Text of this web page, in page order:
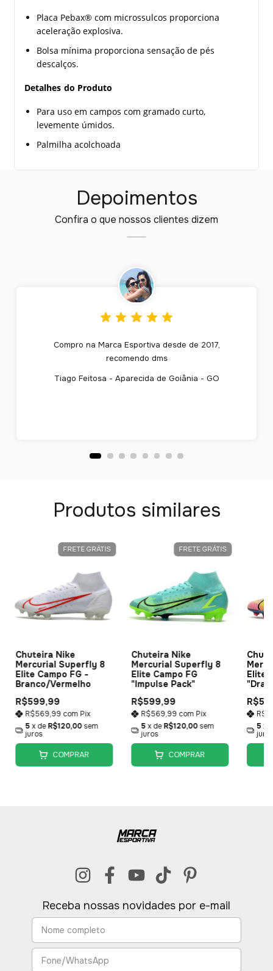
Placa Pebax® com microssulcos proporciona
aceleração explosiva.
Bolsa mínima proporciona sensação de pés
descalços.
Detalhes do Produto
Para uso em campos com gramado curto,
levemente úmidos.
Palmilha acolchoada
Depoimentos
Confira o que nossos clientes dizem
Compro na Marca Esportiva desde de 2017,
recomendo dms
Tiago Feitosa - Aparecida de Goiânia - GO
Produtos similares
FRETE GRÁTIS
Chuteira Nike
Mercurial Superfly 8
Elite Campo FG -
Branco/Vermelho
R$599,99
R$569,99 com Pix
5x deR$120,00 sem
juros
COMPRAR
FRETE GRÁTIS
Chuteira Nike
Mercurial Superfly 8
Elite Campo FG
"Impulse Pack"
R$599,99
R$569,99 com Pix
5 x deR$120,00 sem
juros
COMPRAR
Elite
5 x
Receba nossas novidades por e-mail